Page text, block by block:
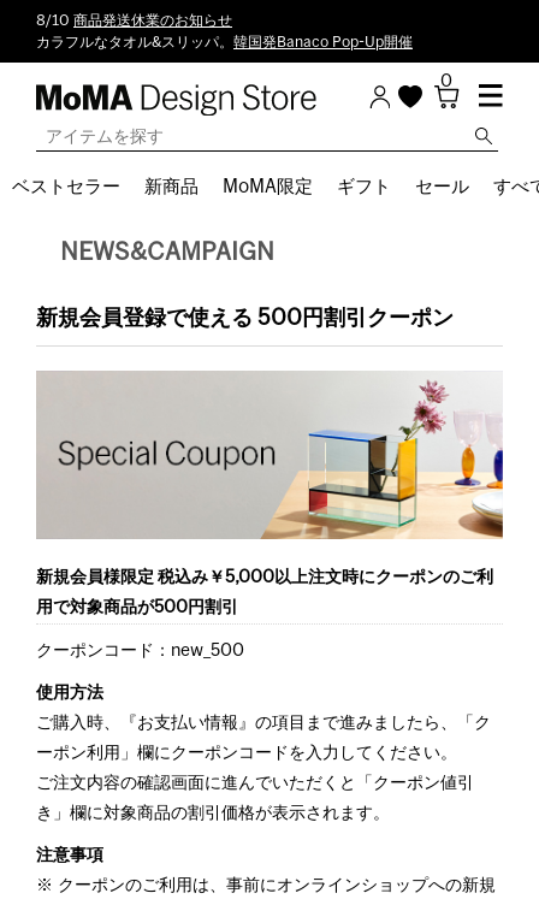
8/10 商品発送休業のお知らせ
カラフルなタオル&スリッパ。 韓国発Banaco Pop-Up開催
0
ベストセラー 新商品 MoMA限定 ギフト セール すべ
NEWS&CAMPAIGN
新規会員登録で使える 500円割引クーポン
新規会員様限定 税込み￥5,000以上注文時にクーポンのご利
用で対象商品が500円割引
クーポンコード：new_500
使用方法
ご購入時、『お支払い情報』の項目まで進みましたら、「ク
ーポン利用」欄にクーポンコードを入力してください。
ご注文内容の確認画面に進んでいただくと「クーポン値引
き」欄に対象商品の割引価格が表示されます。
注意事項
クーポンのご利用は、事前にオンラインショップへの新規